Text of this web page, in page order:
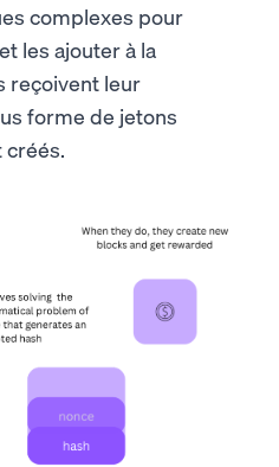
complexes pour
les ajouter à la
reçoivent leur
forme de jetons
créés.